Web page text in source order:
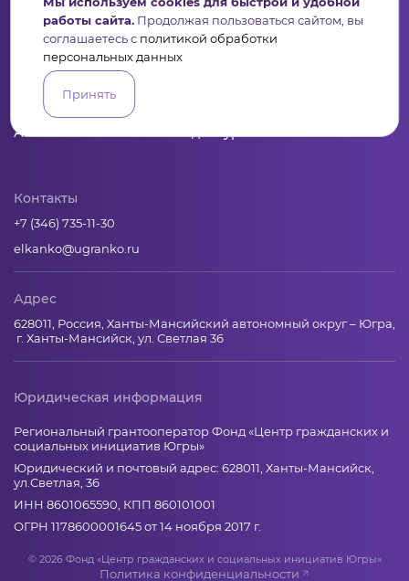
ПульсКонкурсыОрганизации
АналитикаБаза знанийВидеокурсы
Контакты
+7 (346) 735-11-30
elkanko@ugranko.ru
Адрес
628011, Россия, Ханты-Мансийский автономный округ – Югра,
г. Ханты-Мансийск, ул. Светлая 36
Юридическая информация
Региональный грантооператор Фонд «Центр гражданских и
социальных инициатив Югры»
Юридический и почтовый адрес: 628011, Ханты-Мансийск,
ул.Светлая, 36
ИНН 8601065590, КПП 860101001
ОГРН 1178600001645 от 14 ноября 2017 г.
© 2026 Фонд «Центр гражданских и социальных инициатив Югры»
Политика конфиденциальности
работы сайта. Продолжая пользоваться сайтом, вы
соглашаетесь с политикой обработки
персональных данных
Принять